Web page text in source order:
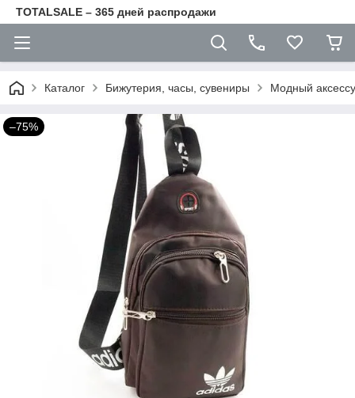
TOTALSALE – 365 дней распродажи
Каталог Бижутерия, часы, сувениры Модный
–75%